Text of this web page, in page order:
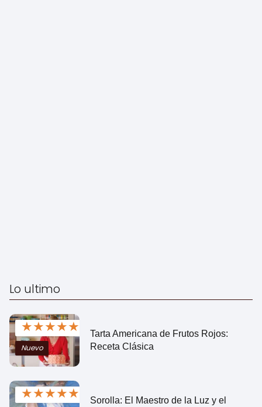
Lo ultimo
★★★★★
Nuevo
Tarta Americana de Frutos Rojos:
Receta Clásica
★★★★★
Sorolla: El Maestro de la Luz y el